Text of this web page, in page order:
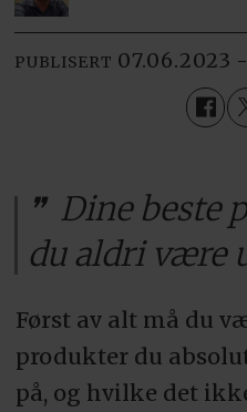
PUBLISERT 07.06.2023
Dine beste
du aldri være
Først av alt må du
produkter du
på, og hvilke det